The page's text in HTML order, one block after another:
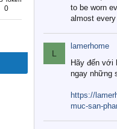
0
to be worn
almost every
L
lamerhome
Hãy đến với
ngay những
https://
muc-san-